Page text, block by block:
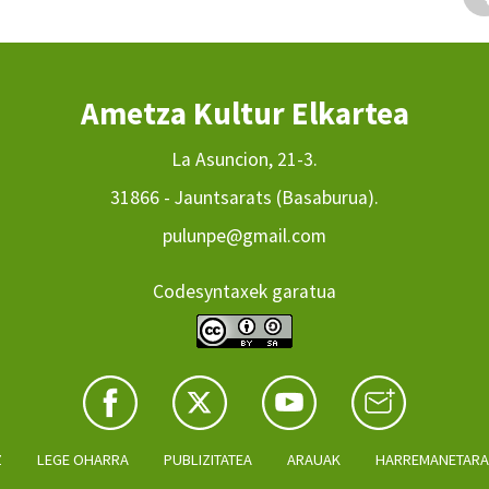
Ametza Kultur Elkartea
La Asuncion, 21-3.
31866 - Jauntsarats (Basaburua).
pulunpe@gmail.com
Codesyntaxek garatua
LEGE OHARRA PUBLIZITATEA ARAUAK